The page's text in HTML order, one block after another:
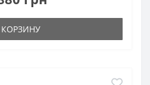
КОРЗИНУ